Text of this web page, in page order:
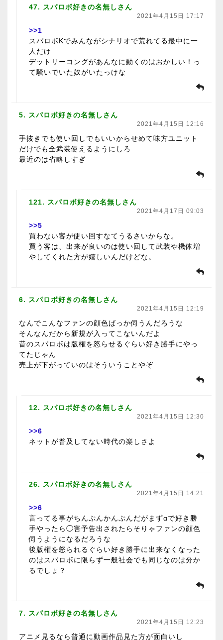
47. スパロボ好きの名無しさん
2021年4月15日 17:17
>>1
スパロボKでみんながシナリオで荒れてる最中に一
人だけ
デットリーコングがあんなに動くのはおかしい！っ
て騒いでいた奴がいたっけな
5. スパロボ好きの名無しさん
2021年4月15日 12:16
手抜きでも使い回しでもいいからせめて味方ユニット
だけでも全武装使えるようにしろ
最近のは省略しすぎ
121. スパロボ好きの名無しさん
2021年4月17日 09:03
>>5
買わない客が使い回すなてうるさいからな。
買う客は、出来が良いのは使い回して武装や機体増
やしてくれた方が嬉しいんだけどな。
6. スパロボ好きの名無しさん
2021年4月15日 12:19
なんでこんなファンの顔色ばっか伺うんだろうな
そんなんだから新規が入ってこないんだよ
昔のスパロボは版権を怒らせるぐらい好き勝手にやっ
てたじゃん
売上が下がっていのはそういうことやぞ
12. スパロボ好きの名無しさん
2021年4月15日 12:30
>>6
ネットが普及してない時代の楽しさよ
26. スパロボ好きの名無しさん
2021年4月15日 14:21
>>6
言ってる事がちんぷんかんぷんだがまずαで好き勝
手やったら◯害予告出されたらそりゃファンの顔色
伺うようになるだろうな
後版権を怒られるぐらい好き勝手に出来なくなった
のはスパロボに限らず一般社会でも同じなのは分か
るでしょ？
7. スパロボ好きの名無しさん
2021年4月15日 12:23
アニメ見るなら普通に動画作品見た方が面白いし